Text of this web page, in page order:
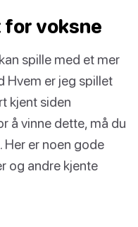
for voksne
spille med et mer
Hvem er jeg spillet
kjent siden
å vinne dette, må du
Her er noen gode
og andre kjente